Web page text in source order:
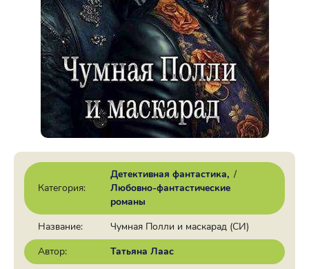
Категория:
Детективная фантастика /
Любовно-фантастические
романы
Название:
Чумная Полли и маскарад (СИ)
Автор:
Татьяна Лаас